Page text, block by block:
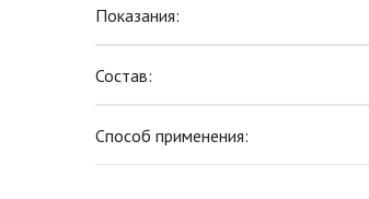
Показания:
Состав:
Способ применения: